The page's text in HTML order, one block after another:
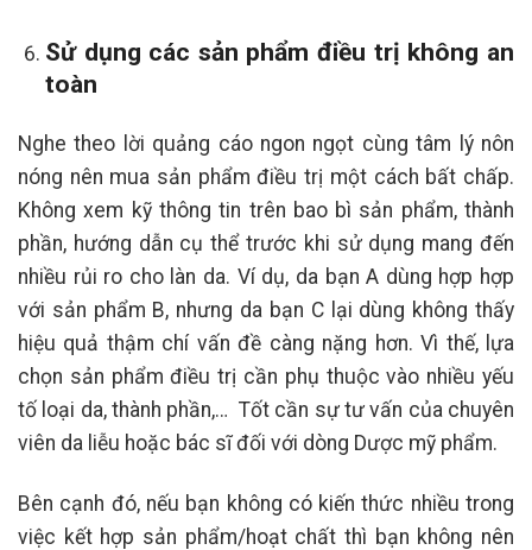
Sử dụng các sản phẩm điều trị không an
toàn
Nghe theo lời quảng cáo ngon ngọt cùng tâm lý nôn
nóng nên mua sản phẩm điều trị một cách bất chấp.
Không xem kỹ thông tin trên bao bì sản phẩm, thành
phần, hướng dẫn cụ thể trước khi sử dụng mang đến
nhiều rủi ro cho làn da. Ví dụ, da bạn A dùng hợp hợp
với sản phẩm B, nhưng da bạn C lại dùng không thấy
hiệu quả thậm chí vấn đề càng nặng hơn. Vì thế, lựa
chọn sản phẩm điều trị cần phụ thuộc vào nhiều yếu
tố loại da, thành phần,… Tốt cần sự tư vấn của chuyên
viên da liễu hoặc bác sĩ đối với dòng Dược mỹ phẩm.
Bên cạnh đó, nếu bạn không có kiến thức nhiều trong
việc kết hợp sản phẩm/hoạt chất thì bạn không nên